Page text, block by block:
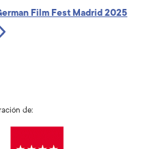
Film Fest Madrid 2025
de: